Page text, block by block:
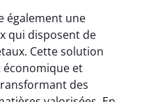
également une
qui disposent de
Cette solution
et
des